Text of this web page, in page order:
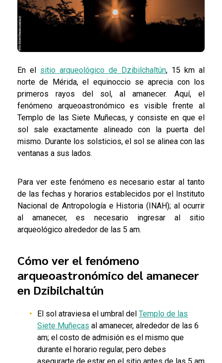
En el sitio arqueológico de Dzibilchaltún, 15 km al
norte de Mérida, el equinoccio se aprecia con los
primeros rayos del sol, al amanecer. Aquí, el
fenómeno arqueoastronómico es visible frente al
Templo de las Siete Muñecas, y consiste en que el
sol sale exactamente alineado con la puerta del
mismo. Durante los solsticios, el sol se alinea con las
ventanas a sus lados.
Para ver este fenómeno es necesario estar al tanto
de las fechas y horarios establecidos por el Instituto
Nacional de Antropología e Historia (INAH); al ocurrir
al amanecer, es necesario ingresar al sitio
arqueológico alrededor de las 5 am.
Cómo ver el fenómeno
arqueoastronómico del amanecer
en Dzibilchaltún
El sol atraviesa el umbral del Templo de las
Siete Muñecas al amanecer, alrededor de las 6
am; el costo de admisión es el mismo que
durante el horario regular, pero debes